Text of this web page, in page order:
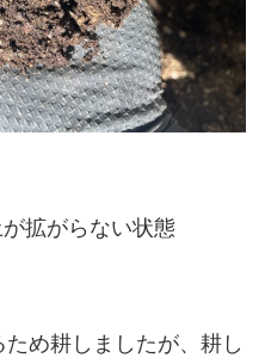
拡がらない状態
め耕しましたが、耕し